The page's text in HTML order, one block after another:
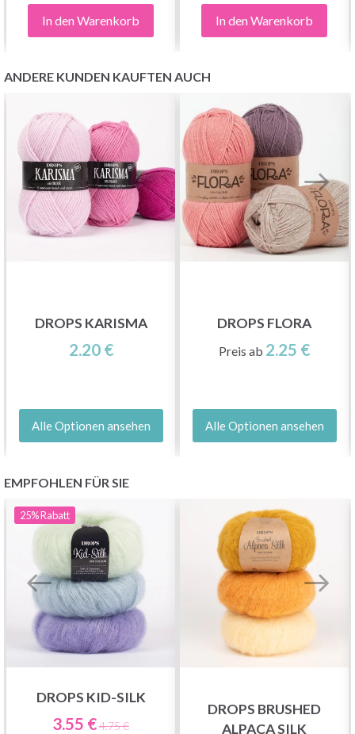
In den Warenkorb In den Warenkorb
ANDERE KUNDEN KAUFTEN AUCH
DROPS KARISMA
2.20 €
Alle Optionen ansehen
DROPS FLORA
Preis ab 2.25 €
Alle Optionen ansehen
EMPFOHLEN FÜR SIE
25%Rabatt
DROPS KID-SILK
3.55 €4.75 €
DROPS BRUSHED
ALPACA SILK